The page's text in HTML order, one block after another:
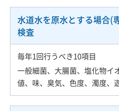
水道水を原水とする場合(
検査
毎年1回行うべき10項目
一般細菌、大腸菌、塩化物イ
値、味、臭気、色度、濁度、